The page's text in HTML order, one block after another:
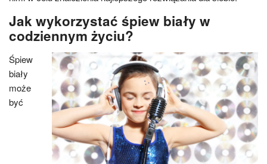
Jak wykorzystać śpiew biały w
codziennym życiu?
Śpiew
biały
może
być